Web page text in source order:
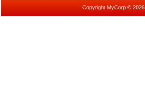
Copyright MyCorp © 2026